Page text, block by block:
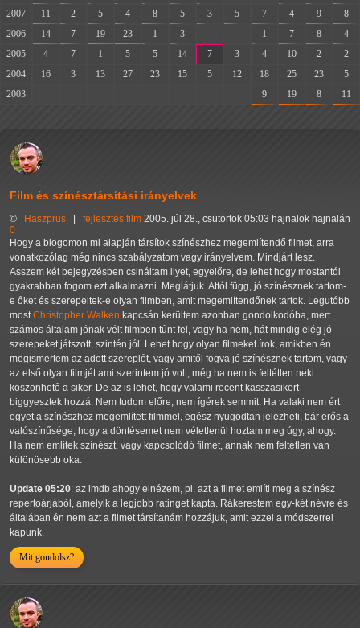
2007
11 2 5 4 8 5 3 5 7 4 9
8
2006
14 7 19 23 1 3 1 7 8
4
2005
4 7 1 5 5 14 7 3 4 10 2
2
2004
16 3 13 27 23 15 5 12 18 25 23
5
2003
9 19 8 11
Film és színésztársítási irányelvek
© Haszprus fejlesztés film 2005. júl 28., csütörtök 05:03 hajnalok hajnalán
0
Hogy a blogomon mi alapján társítok színészhez megemlítendő filmet, arra
vonatkozólag még nincs szabályzatom vagy irányelvem. Mindjárt lesz.
Asszem két bejegyzésben csináltam ilyet, egyelőre, de lehet hogy mostantól
gyakrabban fogom ezt alkalmazni. Meglátjuk. Attól függ, jó színésznek tartom-
e őket és szerepeltek-e olyan filmben, amit megemlítendőnek tartok. Legutóbb
mostChristopher Walken kapcsán kerültem azonban gondolkodóba, mert
számos általam jónak vélt filmben tűnt fel, vagy ha nem, hát mindig elég jó
szerepeket játszott, szintén jól. Lehet hogy olyan filmeket írok, amikben én
megismertem az adott szereplőt, vagy amitől fogva jó színésznek tartom, vagy
az első olyan filmjét ami szerintem jó volt, még ha nem is feltétlen neki
köszönhető a siker. De az is lehet, hogy valami recent kasszasikert
biggyesztek hozzá. Nem tudom előre, nem ígérek semmit. Ha valaki nem ért
egyet a színészhez megemlített filmmel, egész nyugodtan jelezheti, bár erős a
valószínűsége, hogy a döntésemet nem véletlenül hoztam meg úgy, ahogy.
Ha nem említek színészt, vagy kapcsolódó filmet, annak nem feltétlen van
különösebb oka.
Update 05:20: az imdb ahogy elnézem, pl. azt a filmet említi meg a színész
repertoárjából, amelyik a legjobb ratinget kapta. Rákerestem egy-két névre és
általában én nem azt a filmet társítanám hozzájuk, amit ezzel a módszerrel
kapunk.
Mit gondolsz?